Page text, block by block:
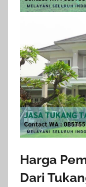
Harga
Dari